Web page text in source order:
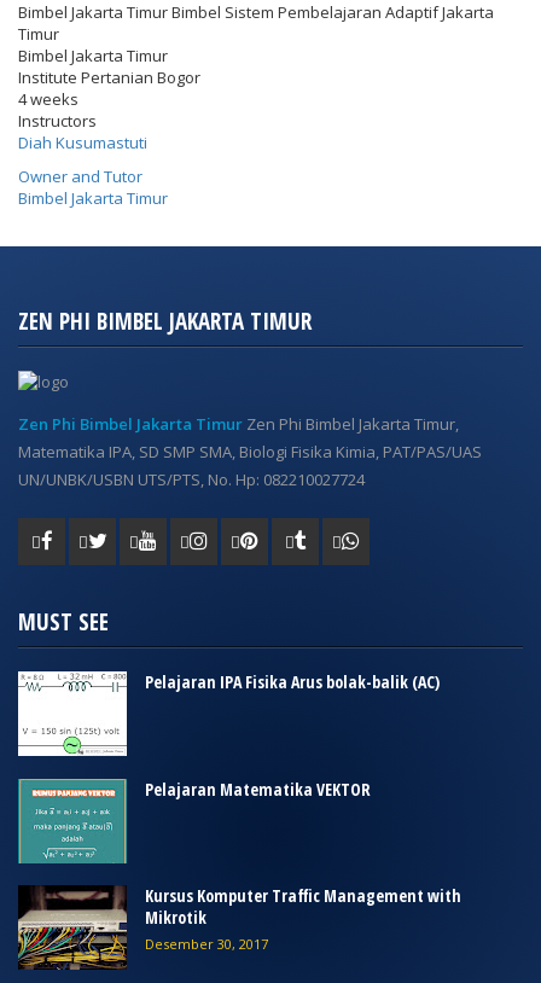
Bimbel Jakarta Timur Bimbel Sistem Pembelajaran Adaptif Jakarta
Timur
Bimbel Jakarta Timur
Institute Pertanian Bogor
4 weeks
Instructors
Diah Kusumastuti
Owner and Tutor
Bimbel Jakarta Timur
ZEN PHI BIMBEL JAKARTA TIMUR
Zen Phi Bimbel Jakarta Timur Zen Phi Bimbel Jakarta Timur,
Matematika IPA, SD SMP SMA, Biologi Fisika Kimia, PAT/PAS/UAS
UN/UNBK/USBN UTS/PTS, No. Hp: 082210027724
MUST SEE
Pelajaran IPA Fisika Arus bolak-balik (AC)
Pelajaran Matematika VEKTOR
Kursus Komputer Traffic Management with
Mikrotik
Desember 30, 2017